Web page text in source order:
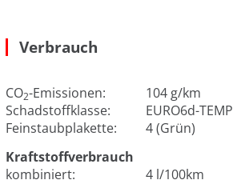
Verbrauch
CO2-Emissionen:
104 g/km
Schadstoffklasse:
EURO6d-TEMP
Feinstaubplakette:
4 (Grün)
Kraftstoffverbrauch
kombiniert:
4 l/100km